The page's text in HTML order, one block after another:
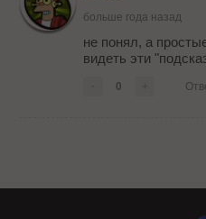
больше года назад
не понял, а
видеть эти
0